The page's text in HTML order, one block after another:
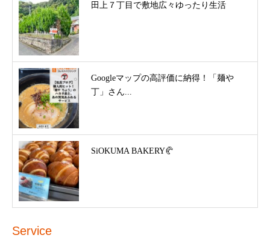
田上７丁目で敷地広々ゆったり生活
Googleマップの高評価に納得！「麺や
丁」さん...
SiOKUMA BAKERY🥐
Service